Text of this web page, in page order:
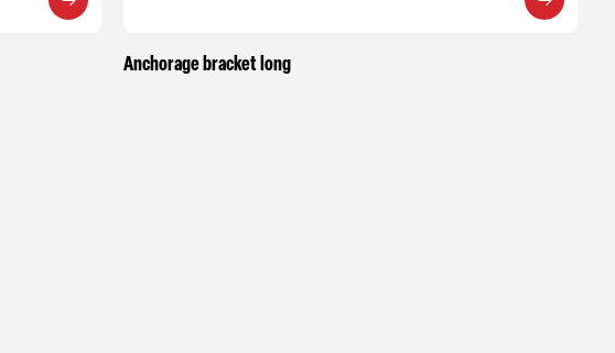
Anchorage bracket long